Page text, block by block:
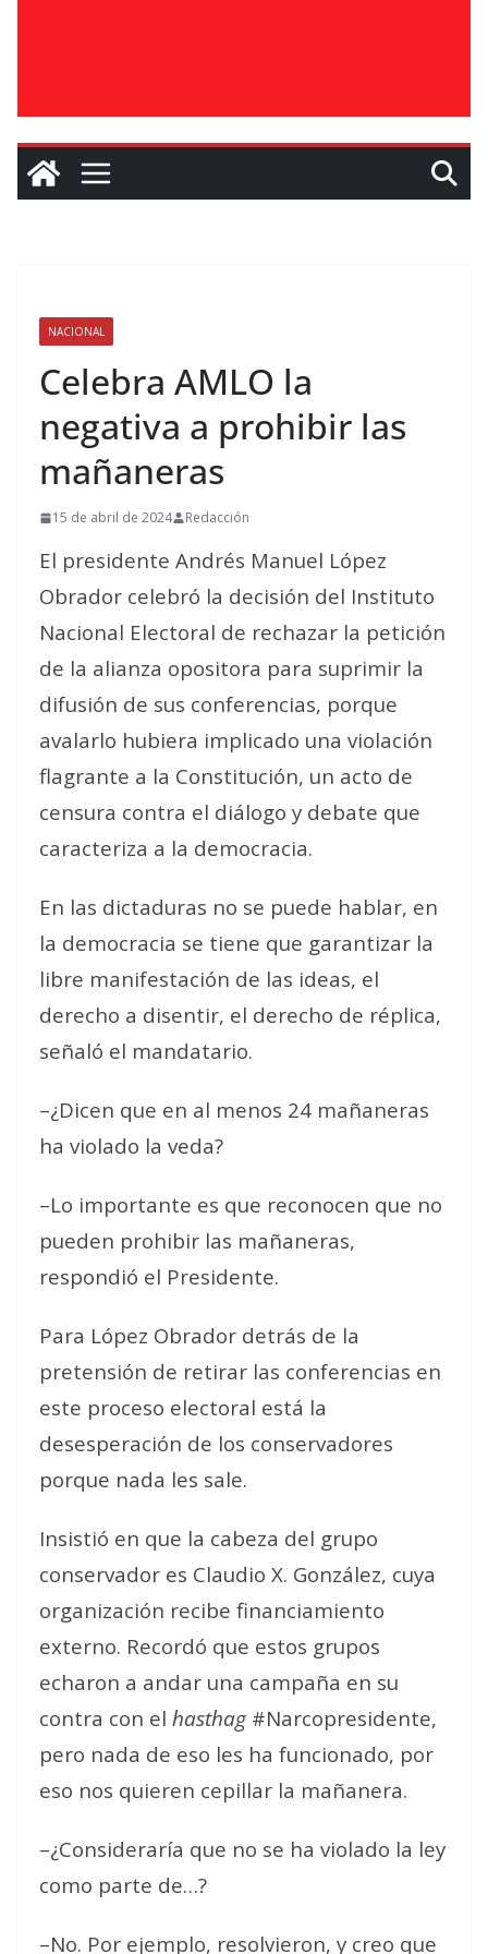
NACIONAL
Celebra AMLO la
negativa a prohibir las
mañaneras
15 de abril de 2024 Redacción
El presidente Andrés Manuel López
Obrador celebró la decisión del Instituto
Nacional Electoral de rechazar la petición
de la alianza opositora para suprimir la
difusión de sus conferencias, porque
avalarlo hubiera implicado una violación
flagrante a la Constitución, un acto de
censura contra el diálogo y debate que
caracteriza a la democracia.
En las dictaduras no se puede hablar, en
la democracia se tiene que garantizar la
libre manifestación de las ideas, el
derecho a disentir, el derecho de réplica,
señaló el mandatario.
–¿Dicen que en al menos 24 mañaneras
ha violado la veda?
–Lo importante es que reconocen que no
pueden prohibir las mañaneras,
respondió el Presidente.
Para López Obrador detrás de la
pretensión de retirar las conferencias en
este proceso electoral está la
desesperación de los conservadores
porque nada les sale.
Insistió en que la cabeza del grupo
conservador es Claudio X. González, cuya
organización recibe financiamiento
externo. Recordó que estos grupos
echaron a andar una campaña en su
contra con el hasthag#Narcopresidente,
pero nada de eso les ha funcionado, por
eso nos quieren cepillar la mañanera.
–¿Consideraría que no se ha violado la ley
como parte de…?
–No. Por ejemplo, resolvieron, y creo que